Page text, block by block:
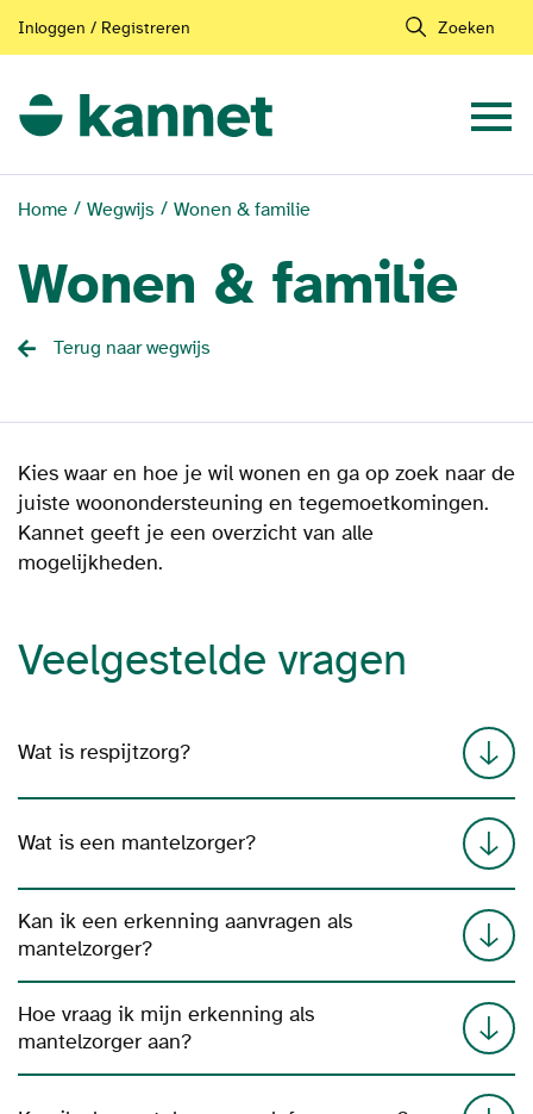
Inloggen / Registreren Zoeken
Home Wegwijs Wonen & familie
Wonen & familie
Terug naar wegwijs
Kies waar en hoe je wil wonen en ga op zoek naar de
juiste woonondersteuning en tegemoetkomingen.
Kannet geeft je een overzicht van alle
mogelijkheden.
Veelgestelde vragen
Wat is respijtzorg?
Wat is een mantelzorger?
Kan ik een erkenning aanvragen als
mantelzorger?
Hoe vraag ik mijn erkenning als
mantelzorger aan?